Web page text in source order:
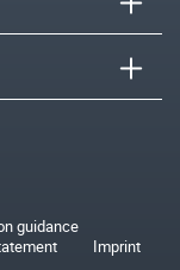
guidance
Imprint